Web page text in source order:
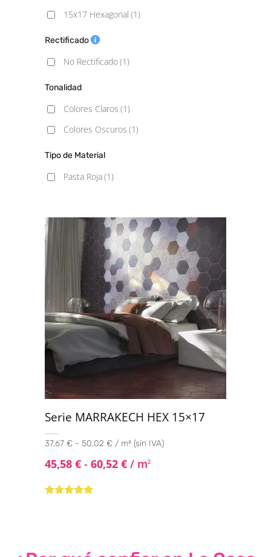
15x17 Hexagonal (1)
Rectificado
No Rectificado(1)
Tonalidad
Colores Claros (1)
Colores Oscuros (1)
Tipo de Material
Pasta Roja(1)
Serie MARRAKECH HEX 15×17
37,67 € - 50,02 € / m² (sin IVA)
45,58 € - 60,52 € / m2